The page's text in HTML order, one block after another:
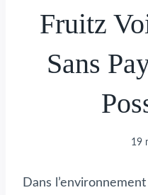
Fruitz
Sans
19
Dans